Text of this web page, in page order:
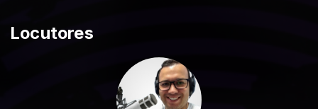
Locutores